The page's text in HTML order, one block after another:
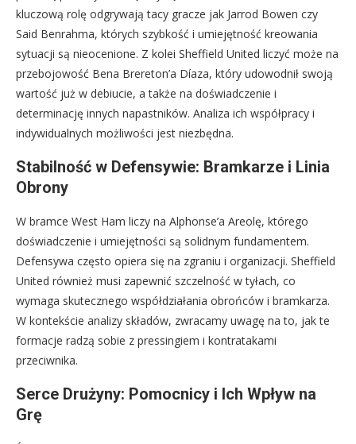
kluczową rolę odgrywają tacy gracze jak Jarrod Bowen czy
Said Benrahma, których szybkość i umiejętność kreowania
sytuacji są nieocenione. Z kolei Sheffield United liczyć może na
przebojowość Bena Brereton’a Díaza, który udowodnił swoją
wartość już w debiucie, a także na doświadczenie i
determinację innych napastników. Analiza ich współpracy i
indywidualnych możliwości jest niezbędna.
Stabilność w Defensywie: Bramkarze i Linia
Obrony
W bramce West Ham liczy na Alphonse’a Areolę, którego
doświadczenie i umiejętności są solidnym fundamentem.
Defensywa często opiera się na zgraniu i organizacji. Sheffield
United również musi zapewnić szczelność w tyłach, co
wymaga skutecznego współdziałania obrońców i bramkarza.
W kontekście analizy składów, zwracamy uwagę na to, jak te
formacje radzą sobie z pressingiem i kontratakami
przeciwnika.
Serce Drużyny: Pomocnicy i Ich Wpływ na
Grę